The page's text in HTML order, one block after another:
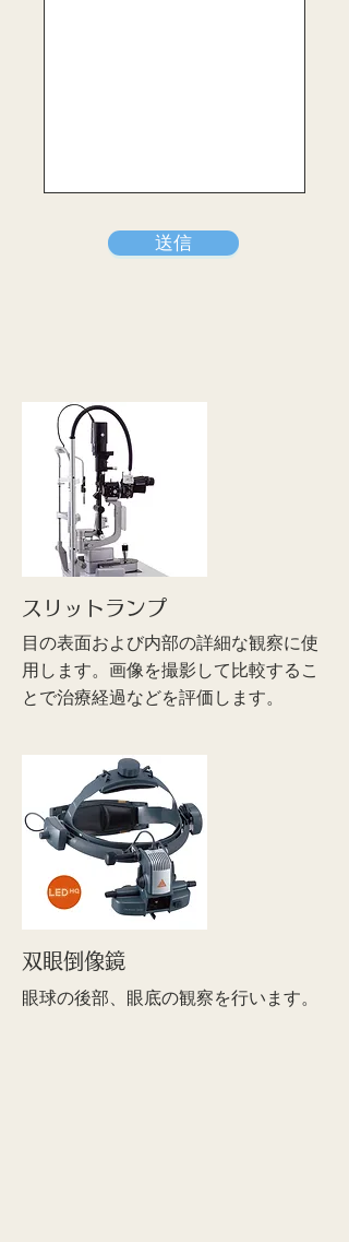
送信
スリットランプ
目の表面および内部の詳細な観察に使
用します。画像を撮影して比較するこ
とで治療経過などを評価します。
双眼倒像鏡
眼球の後部、眼底の観察を行います。